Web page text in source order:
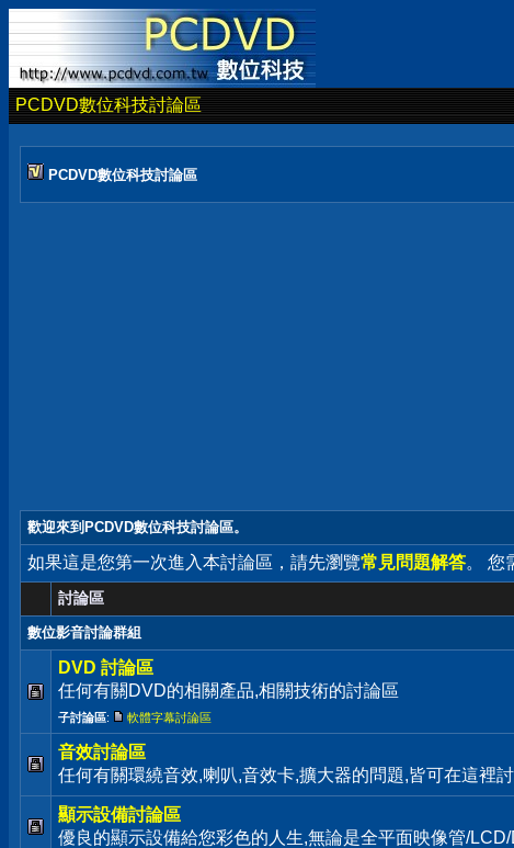
PCDVD數位科技討論區
PCDVD數位科技討論區
歡迎來到PCDVD數位科技討論區。
如果這是您第一次進入本討論區，請先瀏覽常見問題解答。 您
討論區
數位影音討論群組
DVD 討論區
任何有關DVD的相關產品,相關技術的討論區
子討論區: 軟體字幕討論區
音效討論區
任何有關環繞音效,喇叭,音效卡,擴大器的問題,皆可在這裡
顯示設備討論區
優良的顯示設備給您彩色的人生,無論是全平面映像管/